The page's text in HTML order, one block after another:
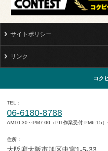
サイトポリシー
リンク
コク
TEL
06-6180-8788
AM10:30～PM7:00（PIT作業受付:PM6:15
住所
大阪府大阪市旭区中宮1-5-33